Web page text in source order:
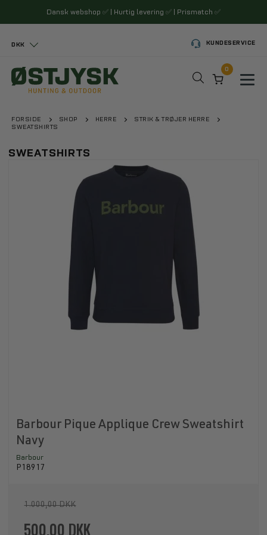
Dansk webshop ✅ | Hurtig levering ✅ | Prismatch ✅
DKK KUNDESERVICE
0
FORSIDE SHOP HERRE
STRIK & TRØJER HERRE
SWEATSHIRTS
SWEATSHIRTS
Barbour Pique Applique Crew Sweatshirt
Navy
Barbour
P18917
1.000,00 DKK
500,00 DKK